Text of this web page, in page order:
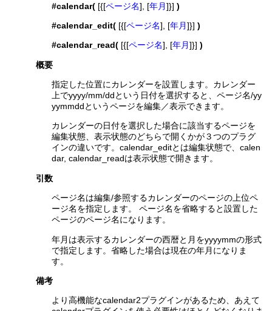
#calendar([{[ページ名], [年月]}] )
#calendar_edit([{[ページ名], [年月]}] )
#calendar_read([{[ページ名], [年月]}] )
概要
指定した位置にカレンダーを設置します。カレンダー
上でyyyy/mm/ddという日付を選択すると、ページ名/yy
yymmddというページを編集／表示できます。
カレンダーの日付を選択した場合に該当するページを
編集状態、表示状態のどちらで開くかが３つのプラグ
インの違いです。calendar_editとは編集状態で、calen
dar, calendar_readは表示状態で開きます。
引数
ページ名は編集/参照するカレンダーのページの上位ペ
ージ名を指定します。 ページ名を省略すると設置した
ページのページ名になります。
年月は表示するカレンダーの西暦と月をyyyymmの形式
で指定します。省略した場合は現在の年月になりま
す。
備考
より高機能なcalendar2プラグインがあるため、あえて